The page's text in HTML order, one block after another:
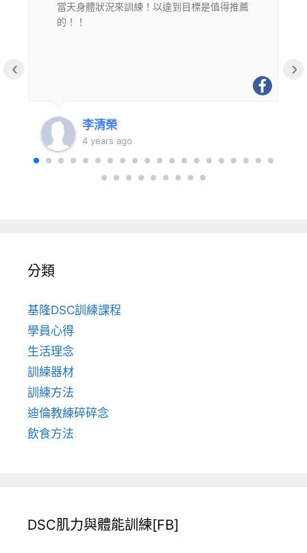
當天身體狀況來訓練！以達到目標是值得推薦
的！！
李清榮
4 years ago
‹ ›
分類
基隆DSC訓練課程
學員心得
生活理念
訓練器材
訓練方法
迪倫教練碎碎念
飲食方法
DSC肌力與體能訓練[FB]